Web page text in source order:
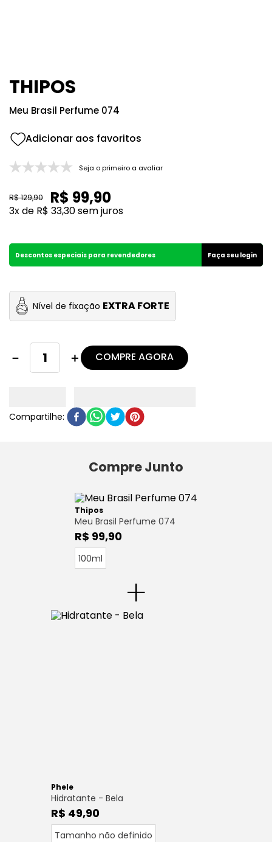
THIPOS
Meu Brasil Perfume 074
Seja o primeiro a avaliar
R$129,90 R$ 99,90
3x de R$ 33,30sem juros
Descontos especiais para revendedores Faça seu login
Nível de fixação EXTRA FORTE
＋
－ COMPRE AGORA
Compre Junto
Thipos
Meu Brasil Perfume 074
R$ 99,90
100ml
+
Phele
Hidratante - Bela
R$ 49,90
Tamanho não definido